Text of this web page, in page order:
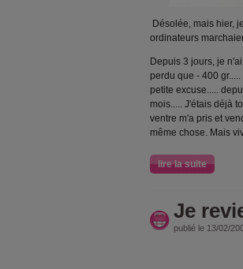
Désolée, mais hier,
ordinateurs
Depuis 3 jours, je
perdu que - 400
petite excuse.....
mois..... J'étais déjà
ventre m'a pris et
même chose. Mais
lire la suite
Je
publié le 13/02/